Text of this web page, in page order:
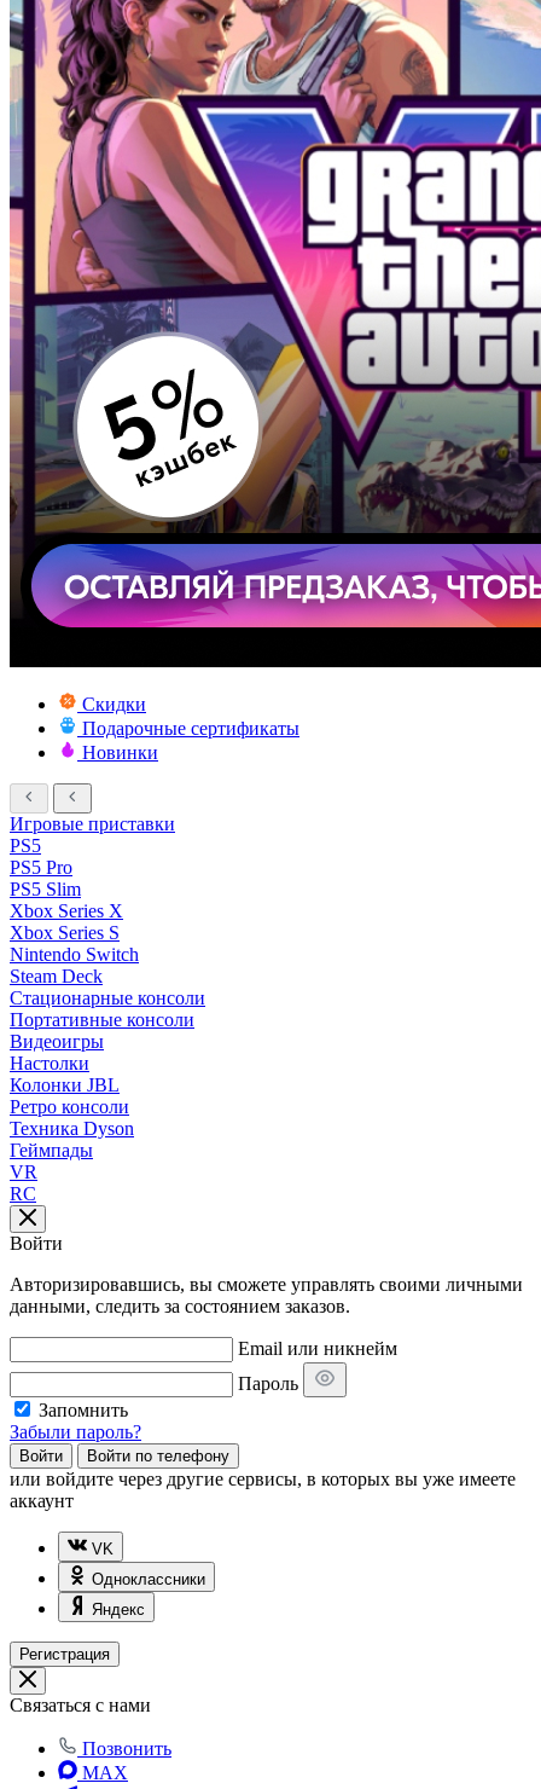
Скидки
Подарочные сертификаты
Новинки
Игровые приставки
PS5
PS5 Pro
PS5 Slim
Xbox Series X
Xbox Series S
Nintendo Switch
Steam Deck
Стационарные консоли
Портативные консоли
Видеоигры
Настолки
Колонки JBL
Ретро консоли
Техника Dyson
Геймпады
VR
RC
Войти
Авторизировавшись, вы сможете управлять своими личными
данными, следить за состоянием заказов.
Email или никнейм
Пароль
Запомнить
Забыли пароль?
Войти Войти по телефону
или войдите через другие сервисы, в которых вы уже имеете
аккаунт
VK
Одноклассники
Яндекс
Регистрация
Связаться с нами
Позвонить
MAX